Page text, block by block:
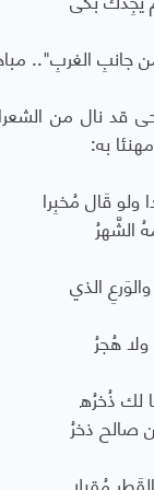
جانبِ الغربِ"..
قد نال من
به:
قَال مُخبِرا
الشَّهرُ
الذي
هُجرُ
لك ذُخرُه
صالح ذخرُ
مُقبِلا